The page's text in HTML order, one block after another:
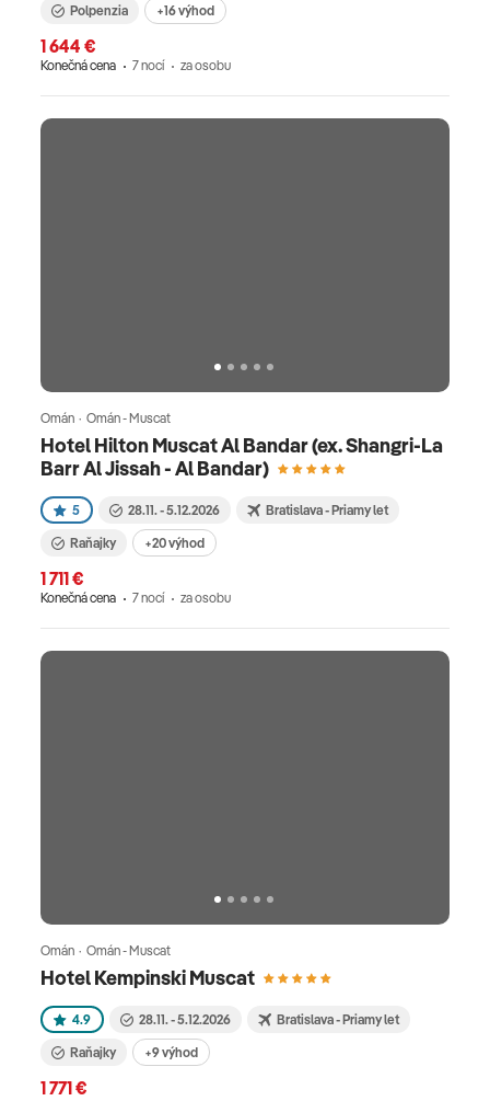
Polpenzia +16 výhod
1 644 €
Konečná cena 7 nocí za osobu
Hotel Hilton Muscat Al Bandar (ex. Shangri-La
Barr Al Jissah - Al Bandar)
Omán · Omán - Muscat
5 28.11. - 5.12.2026 Bratislava - Priamy let
Raňajky +20 výhod
1 711 €
Konečná cena 7 nocí za osobu
Hotel Kempinski Muscat
Omán · Omán - Muscat
4.9 28.11. - 5.12.2026 Bratislava - Priamy let
Raňajky +9 výhod
1 771 €